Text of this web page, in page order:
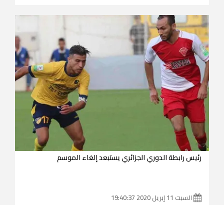
رئيس رابطة الدوري الجزائري يستبعد إلغاء الموسم
السبت 11 إبريل 2020 19:40:37